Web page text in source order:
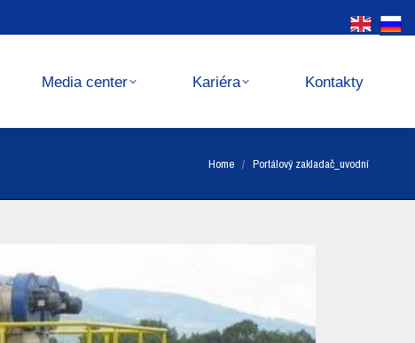
Media center Kariéra Kontakty
You are here:
Home Portálový zakladač_uvodní